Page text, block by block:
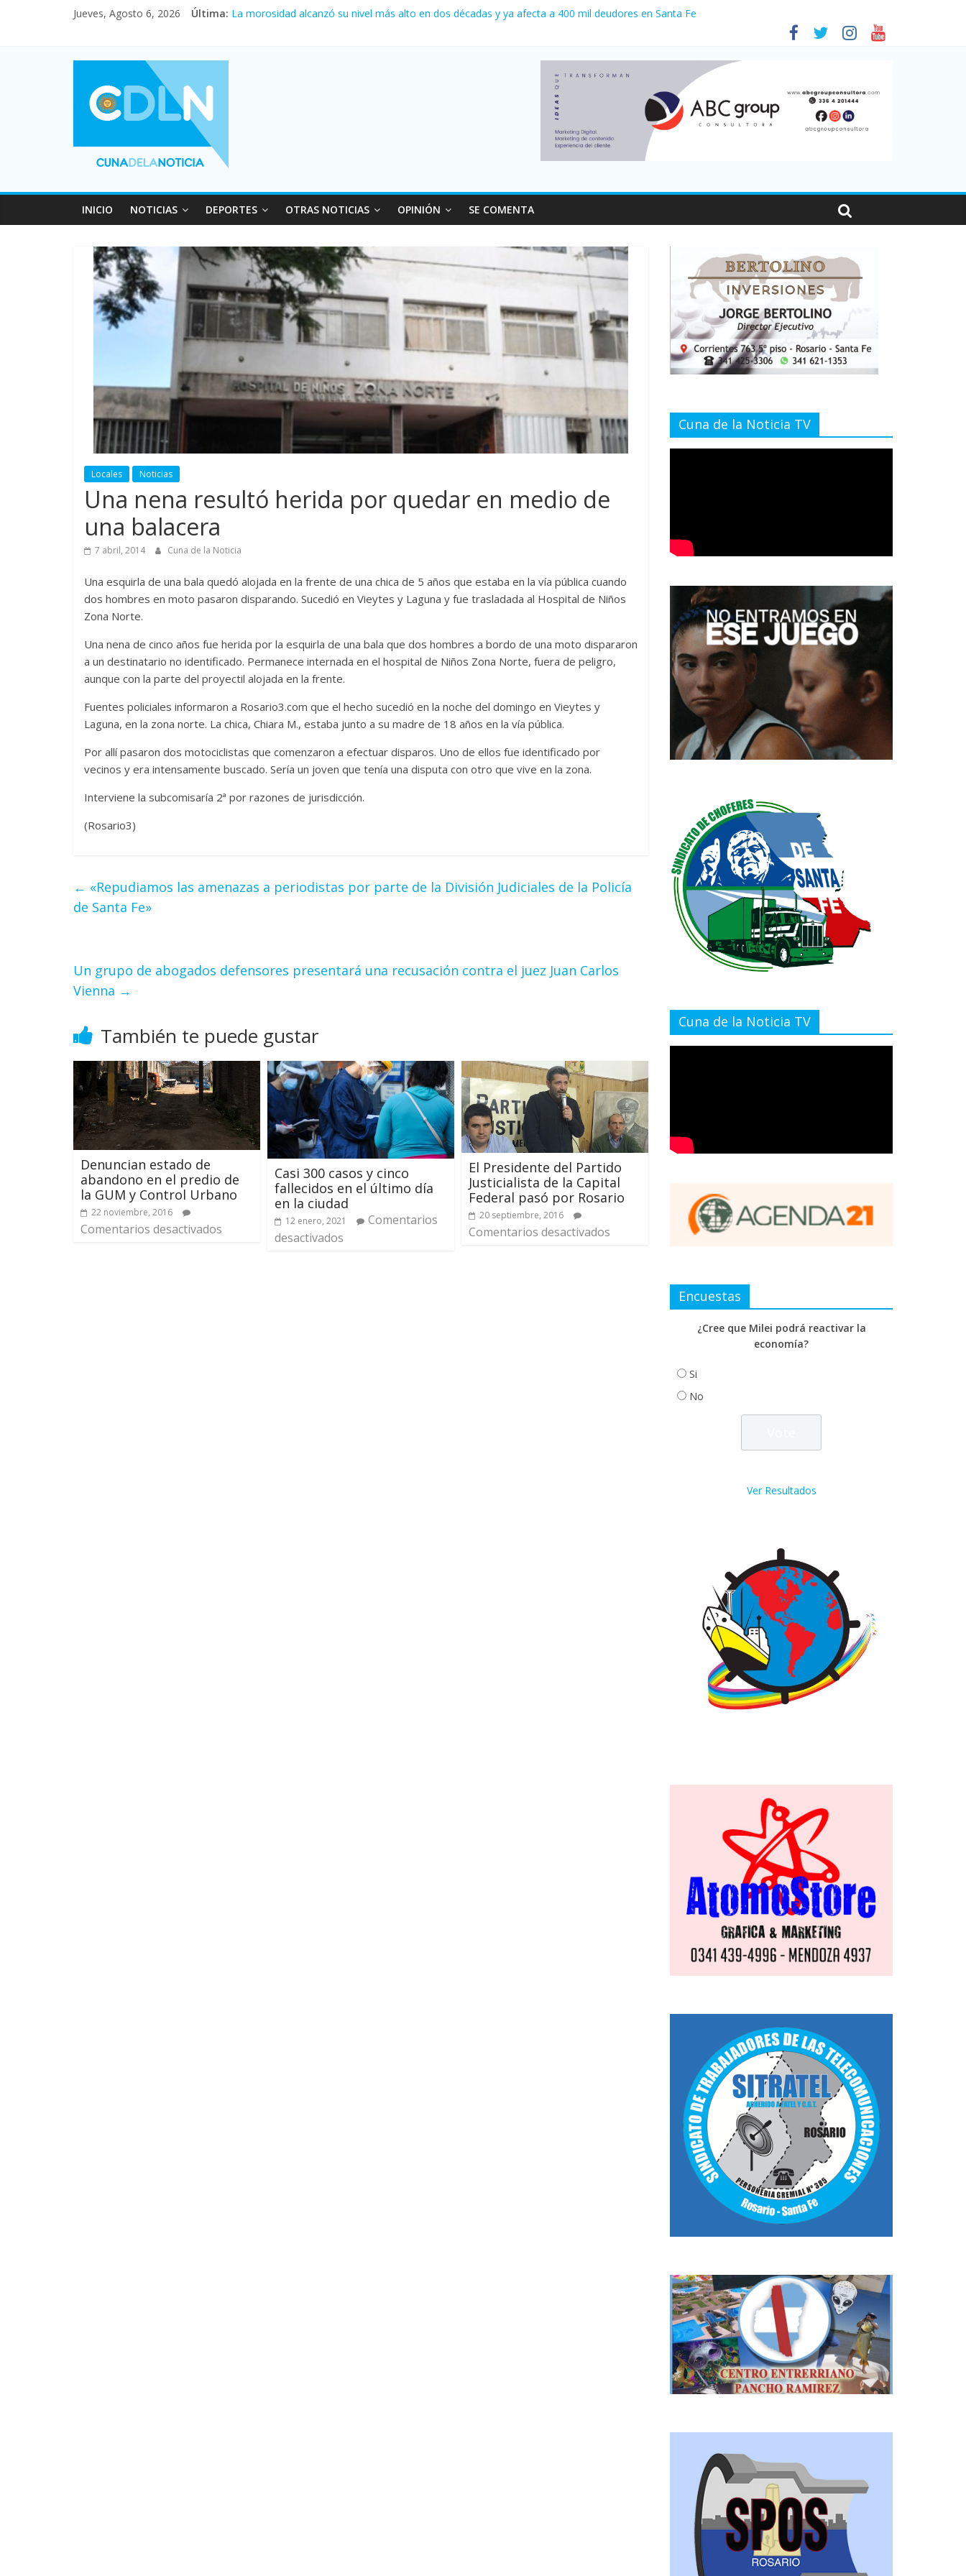
Jueves, Agosto 6, 2026 Última: Central venció 1 a 0 al River de Coudet en el Monumental
Vacaciones de invierno con más movimiento y consumo turístico: 4,6 millones de personas viajaron por el país, un 5,9% más que en 2025
Fuerte caída de la venta de autos usados en julio: bajó un 12,6% interanual
INICIO NOTICIAS DEPORTES OTRAS NOTICIAS OPINIÓN SE COMENTA
Locales Noticias
Una nena resultó herida por quedar en medio de
una balacera
7 abril, 2014 Cuna de la Noticia
Una esquirla de una bala quedó alojada en la frente de una chica de 5 años que estaba en la vía pública cuando
dos hombres en moto pasaron disparando. Sucedió en Vieytes y Laguna y fue trasladada al Hospital de Niños
Zona Norte.
Una nena de cinco años fue herida por la esquirla de una bala que dos hombres a bordo de una moto dispararon
a un destinatario no identificado. Permanece internada en el hospital de Niños Zona Norte, fuera de peligro,
aunque con la parte del proyectil alojada en la frente.
Fuentes policiales informaron a Rosario3.com que el hecho sucedió en la noche del domingo en Vieytes y
Laguna, en la zona norte. La chica, Chiara M., estaba junto a su madre de 18 años en la vía pública.
Por allí pasaron dos motociclistas que comenzaron a efectuar disparos. Uno de ellos fue identificado por
vecinos y era intensamente buscado. Sería un joven que tenía una disputa con otro que vive en la zona.
Interviene la subcomisaría 2ª por razones de jurisdicción.
(Rosario3)
← «Repudiamos las amenazas a periodistas por parte de la División Judiciales de la Policía
de Santa Fe»
Un grupo de abogados defensores presentará una recusación contra el juez Juan Carlos
Vienna →
También te puede gustar
Denuncian estado de
abandono en el predio de
la GUM y Control Urbano
22 noviembre, 2016
Comentarios desactivados
Casi 300 casos y cinco
fallecidos en el último día
en la ciudad
12 enero, 2021
Comentarios
desactivados
El Presidente del Partido
Justicialista de la Capital
Federal pasó por Rosario
20 septiembre, 2016
Comentarios desactivados
Cuna de la Noticia TV
Cuna de la Noticia TV
Encuestas
¿Cree que Milei podrá reactivar la
economía?
Si
No
Ver Resultados